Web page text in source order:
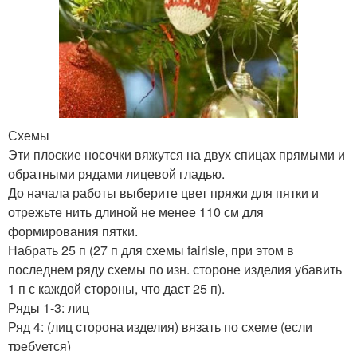
Схемы
Эти плоские носочки вяжутся на двух спицах прямыми и
обратными рядами лицевой гладью.
До начала работы выберите цвет пряжи для пятки и
отрежьте нить длиной не менее 110 см для
формирования пятки.
Набрать 25 п (27 п для схемы fairisle, при этом в
последнем ряду схемы по изн. стороне изделия убавить
1 п с каждой стороны, что даст 25 п).
Ряды 1-3: лиц
Ряд 4: (лиц сторона изделия) вязать по схеме (если
требуется)